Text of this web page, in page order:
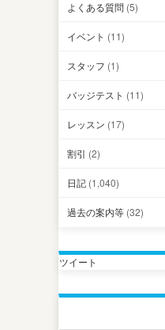
よくある質問 (5)
イベント (11)
スタッフ (1)
バッジテスト (11)
レッスン (17)
割引 (2)
日記 (1,040)
過去の案内等 (32)
ツイート